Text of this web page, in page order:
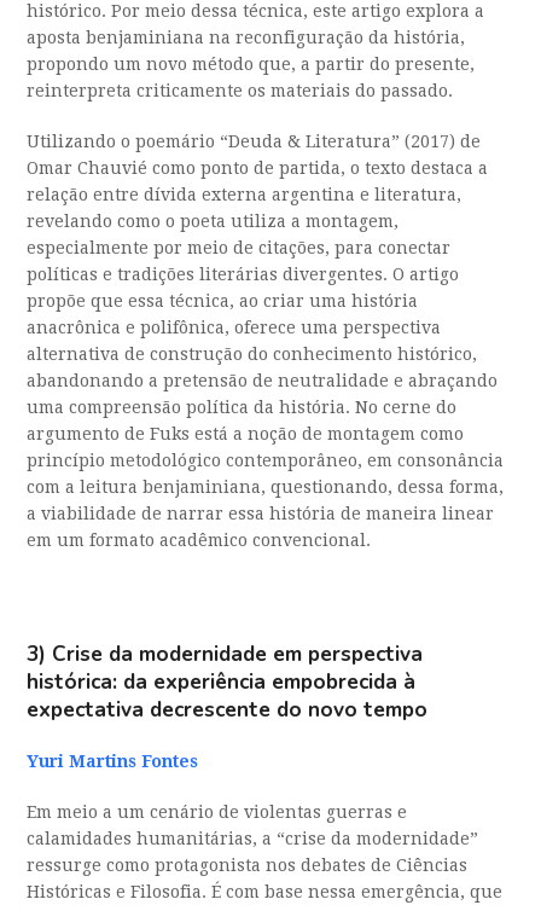
histórico. Por meio dessa técnica, este artigo explora a
aposta benjaminiana na reconfiguração da história,
propondo um novo método que, a partir do presente,
reinterpreta criticamente os materiais do passado.
Utilizando o poemário “Deuda & Literatura” (2017) de
Omar Chauvié como ponto de partida, o texto destaca a
relação entre dívida externa argentina e literatura,
revelando como o poeta utiliza a montagem,
especialmente por meio de citações, para conectar
políticas e tradições literárias divergentes. O artigo
propõe que essa técnica, ao criar uma história
anacrônica e polifônica, oferece uma perspectiva
alternativa de construção do conhecimento histórico,
abandonando a pretensão de neutralidade e abraçando
uma compreensão política da história. No cerne do
argumento de Fuks está a noção de montagem como
princípio metodológico contemporâneo, em consonância
com a leitura benjaminiana, questionando, dessa forma,
a viabilidade de narrar essa história de maneira linear
em um formato acadêmico convencional.
3) Crise da modernidade em perspectiva
histórica: da experiência empobrecida à
expectativa decrescente do novo tempo
Yuri Martins Fontes
Em meio a um cenário de violentas guerras e
calamidades humanitárias, a “crise da modernidade”
ressurge como protagonista nos debates de Ciências
Históricas e Filosofia. É com base nessa emergência, que